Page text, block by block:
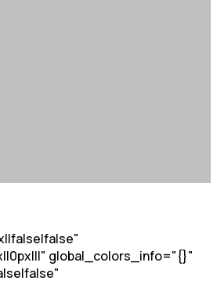
global_colors_info="{}"